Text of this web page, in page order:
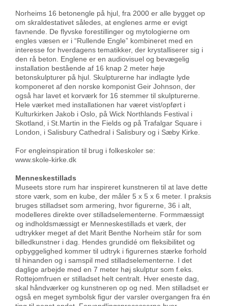
Norheims 16 betonengle på hjul, fra 2000 er alle bygget op
om skraldestativet således, at englenes arme er evigt
favnende. De flyvske forestillinger og mytologierne om
engles væsen er i “Rullende Engle” kombineret med en
interesse for hverdagens tematikker, der krystalliserer sig i
den rå beton. Englene er en audiovisuel og bevægelig
installation bestående af 16 knap 2 meter høje
betonskulpturer på hjul. Skulpturerne har indlagte lyde
komponeret af den norske komponist Geir Johnson, der
også har lavet et korværk for 16 stemmer til skulpturerne.
Hele værket med installationen har været vist/opført i
Kulturkirken Jakob i Oslo, på Wick Northlands Festival i
Skotland, i St.Martin in the Fields og på Trafalgar Square i
London, i Salisbury Cathedral i Salisbury og i Sæby Kirke.
For engleinspiration til brug i folkeskoler se:
www.skole-kirke.dk
Menneskestillads
Museets store rum har inspireret kunstneren til at lave dette
store værk, som en kube, der måler 5 x 5 x 6 meter. I praksis
bruges stilladset som armering, hvor figurerne, 36 i alt,
modelleres direkte over stilladselementerne. Formmæssigt
og indholdsmæssigt er Menneskestillads et værk, der
udtrykker meget af det Marit Benthe Norheim står for som
billedkunstner i dag. Hendes grundidé om fleksibilitet og
opbyggelighed kommer til udtryk i figurernes stærke forhold
til hinanden og i samspil med stilladselementerne. I det
daglige arbejde med en 7 meter høj skulptur som f.eks.
Rottejomfruen er stilladset helt centralt. Hver eneste dag,
skal håndværker og kunstneren op og ned. Men stilladset er
også en meget symbolsk figur der varsler overgangen fra én